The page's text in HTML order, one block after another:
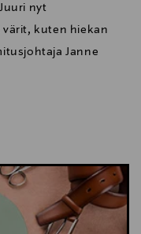
nyt
värit, kuten hiekan
Janne